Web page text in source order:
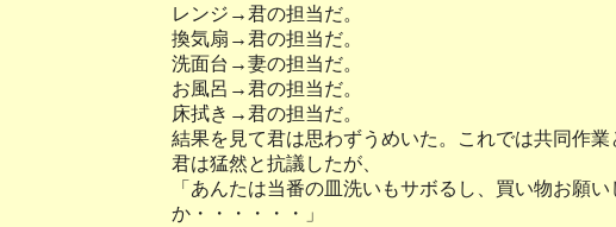
レンジ→君の担当だ。
換気扇→君の担当だ。
洗面台→妻の担当だ。
お風呂→君の担当だ。
床拭き→君の担当だ。
結果を見て君は思わずうめいた。これでは共同作業
君は猛然と抗議したが、
「あんたは当番の皿洗いもサボるし、買い物お願
か・・・・・・」